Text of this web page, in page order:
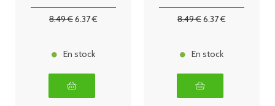
8.49€6.37€
En stock
8.49€6.37€
En stock